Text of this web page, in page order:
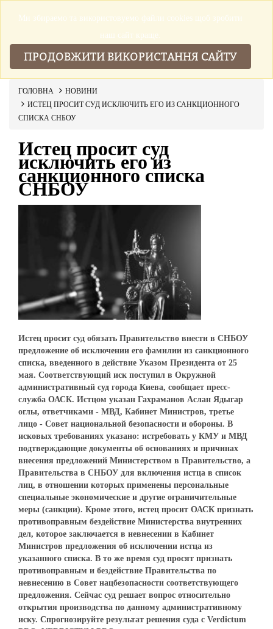
ГОЛОВНА
НОВИНИ
ИСТЕЦ ПРОСИТ СУД ИСКЛЮЧИТЬ ЕГО ИЗ САНКЦИОННОГО
СПИСКА СНБОУ
Истец просит суд
исключить его из
санкционного списка
СНБОУ
Истец просит суд обязать Правительство внести в СНБОУ
предложение об исключении его фамилии из санкционного
списка, введенного в действие Указом Президента от 25
мая. Соответствующий иск поступил в Окружной
административный суд города Киева, сообщает пресс-
служба ОАСК. Истцом указан Гахраманов Аслан Ядыгар
оглы, ответчиками - МВД, Кабинет Министров, третье
лицо - Совет национальной безопасности и обороны. В
исковых требованиях указано: истребовать у КМУ и МВД
подтверждающие документы об основаниях и причинах
внесения предложений Министерством в Правительство, а
Правительства в СНБОУ для включения истца в список
лиц, в отношении которых применены персональные
специальные экономические и другие ограничительные
меры (санкции). Кроме этого, истец просит ОАСК признать
противоправным бездействие Министерства внутренних
дел, которое заключается в невнесении в Кабинет
Министров предложения об исключении истца из
указанного списка. В то же время суд просят признать
противоправным и бездействие Правительства по
невнесению в Совет нацбезопасности соответствующего
предложения. Сейчас суд решает вопрос относительно
открытия производства по данному административному
иску. Спрогнозируйте результат решения суда с Verdictum
Ми збираемо та використовуемо файли cookies щоб зробити
наш сайт краще.
ПРОДОВЖИТИ ВИКОРИСТАННЯ САЙТУ